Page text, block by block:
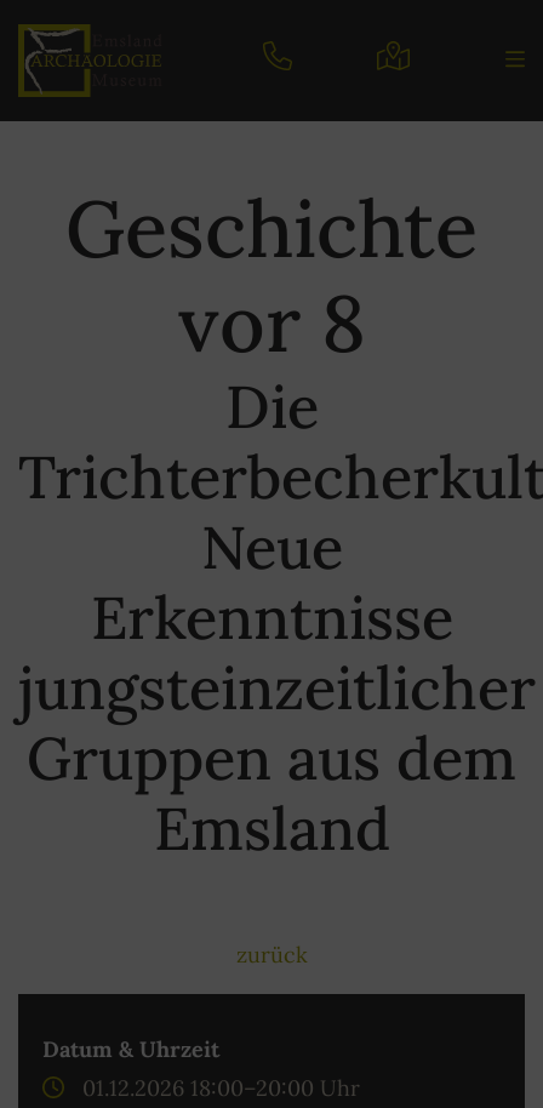
Geschichte
vor 8
Die
Neue
Erkenntnisse
jungsteinzeitlicher
Gruppen aus dem
Emsland
zurück
Datum & Uhrzeit
01.12.2026 18:00–20:00 Uhr